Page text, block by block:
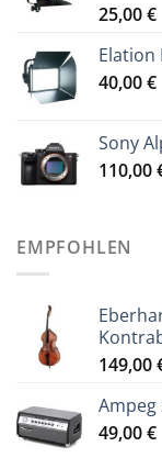
25,00€
Elation
40,00€
Sony
110,00
EMPFOHLEN
149,00
Ampeg
49,00€